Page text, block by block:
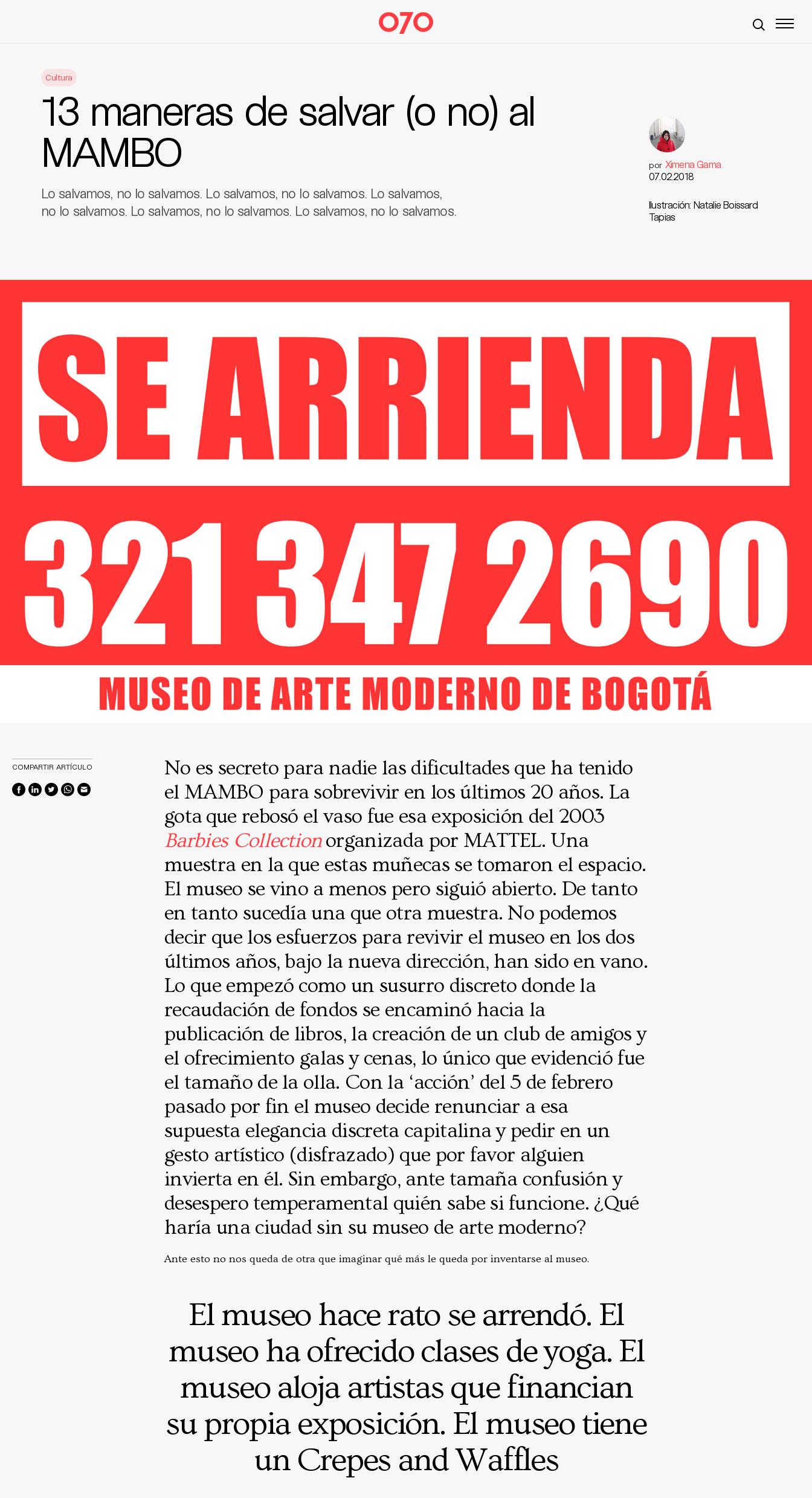
Cultura
13 maneras de salvar (o no) al
MAMBO
Lo salvamos, no lo salvamos. Lo salvamos, no lo salvamos. Lo salvamos,
no lo salvamos. Lo salvamos, no lo salvamos. Lo salvamos, no lo salvamos.
por Ximena Gama
07.02.2018
Ilustración: Natalie Boissard
Tapias
No es secreto para nadie las dificultades que ha tenido
el MAMBO para sobrevivir en los últimos 20 años. La
gota que rebosó el vaso fue esa exposición del 2003
Barbies Collectionorganizada por MATTEL. Una
muestra en la que estas muñecas se tomaron el espacio.
El museo se vino a menos pero siguió abierto. De tanto
en tanto sucedía una que otra muestra. No podemos
decir que los esfuerzos para revivir el museo en los dos
últimos años, bajo la nueva dirección, han sido en vano.
Lo que empezó como un susurro discreto donde la
recaudación de fondos se encaminó hacia la
publicación de libros, la creación de un club de amigos y
el ofrecimiento galas y cenas, lo único que evidenció fue
el tamaño de la olla. Con la ‘acción’ del 5 de febrero
pasado por fin el museo decide renunciar a esa
supuesta elegancia discreta capitalina y pedir en un
gesto artístico (disfrazado) que por favor alguien
invierta en él. Sin embargo, ante tamaña confusión y
desespero temperamental quién sabe si funcione. ¿Qué
haría una ciudad sin su museo de arte moderno?
Ante esto no nos queda de otra que imaginar qué más le queda por inventarse al museo.
El museo hace rato se arrendó. El
museo ha ofrecido clases de yoga. El
museo aloja artistas que financian
su propia exposición. El museo tiene
un Crepes and Waffles
COMPARTIR ARTÍCULO